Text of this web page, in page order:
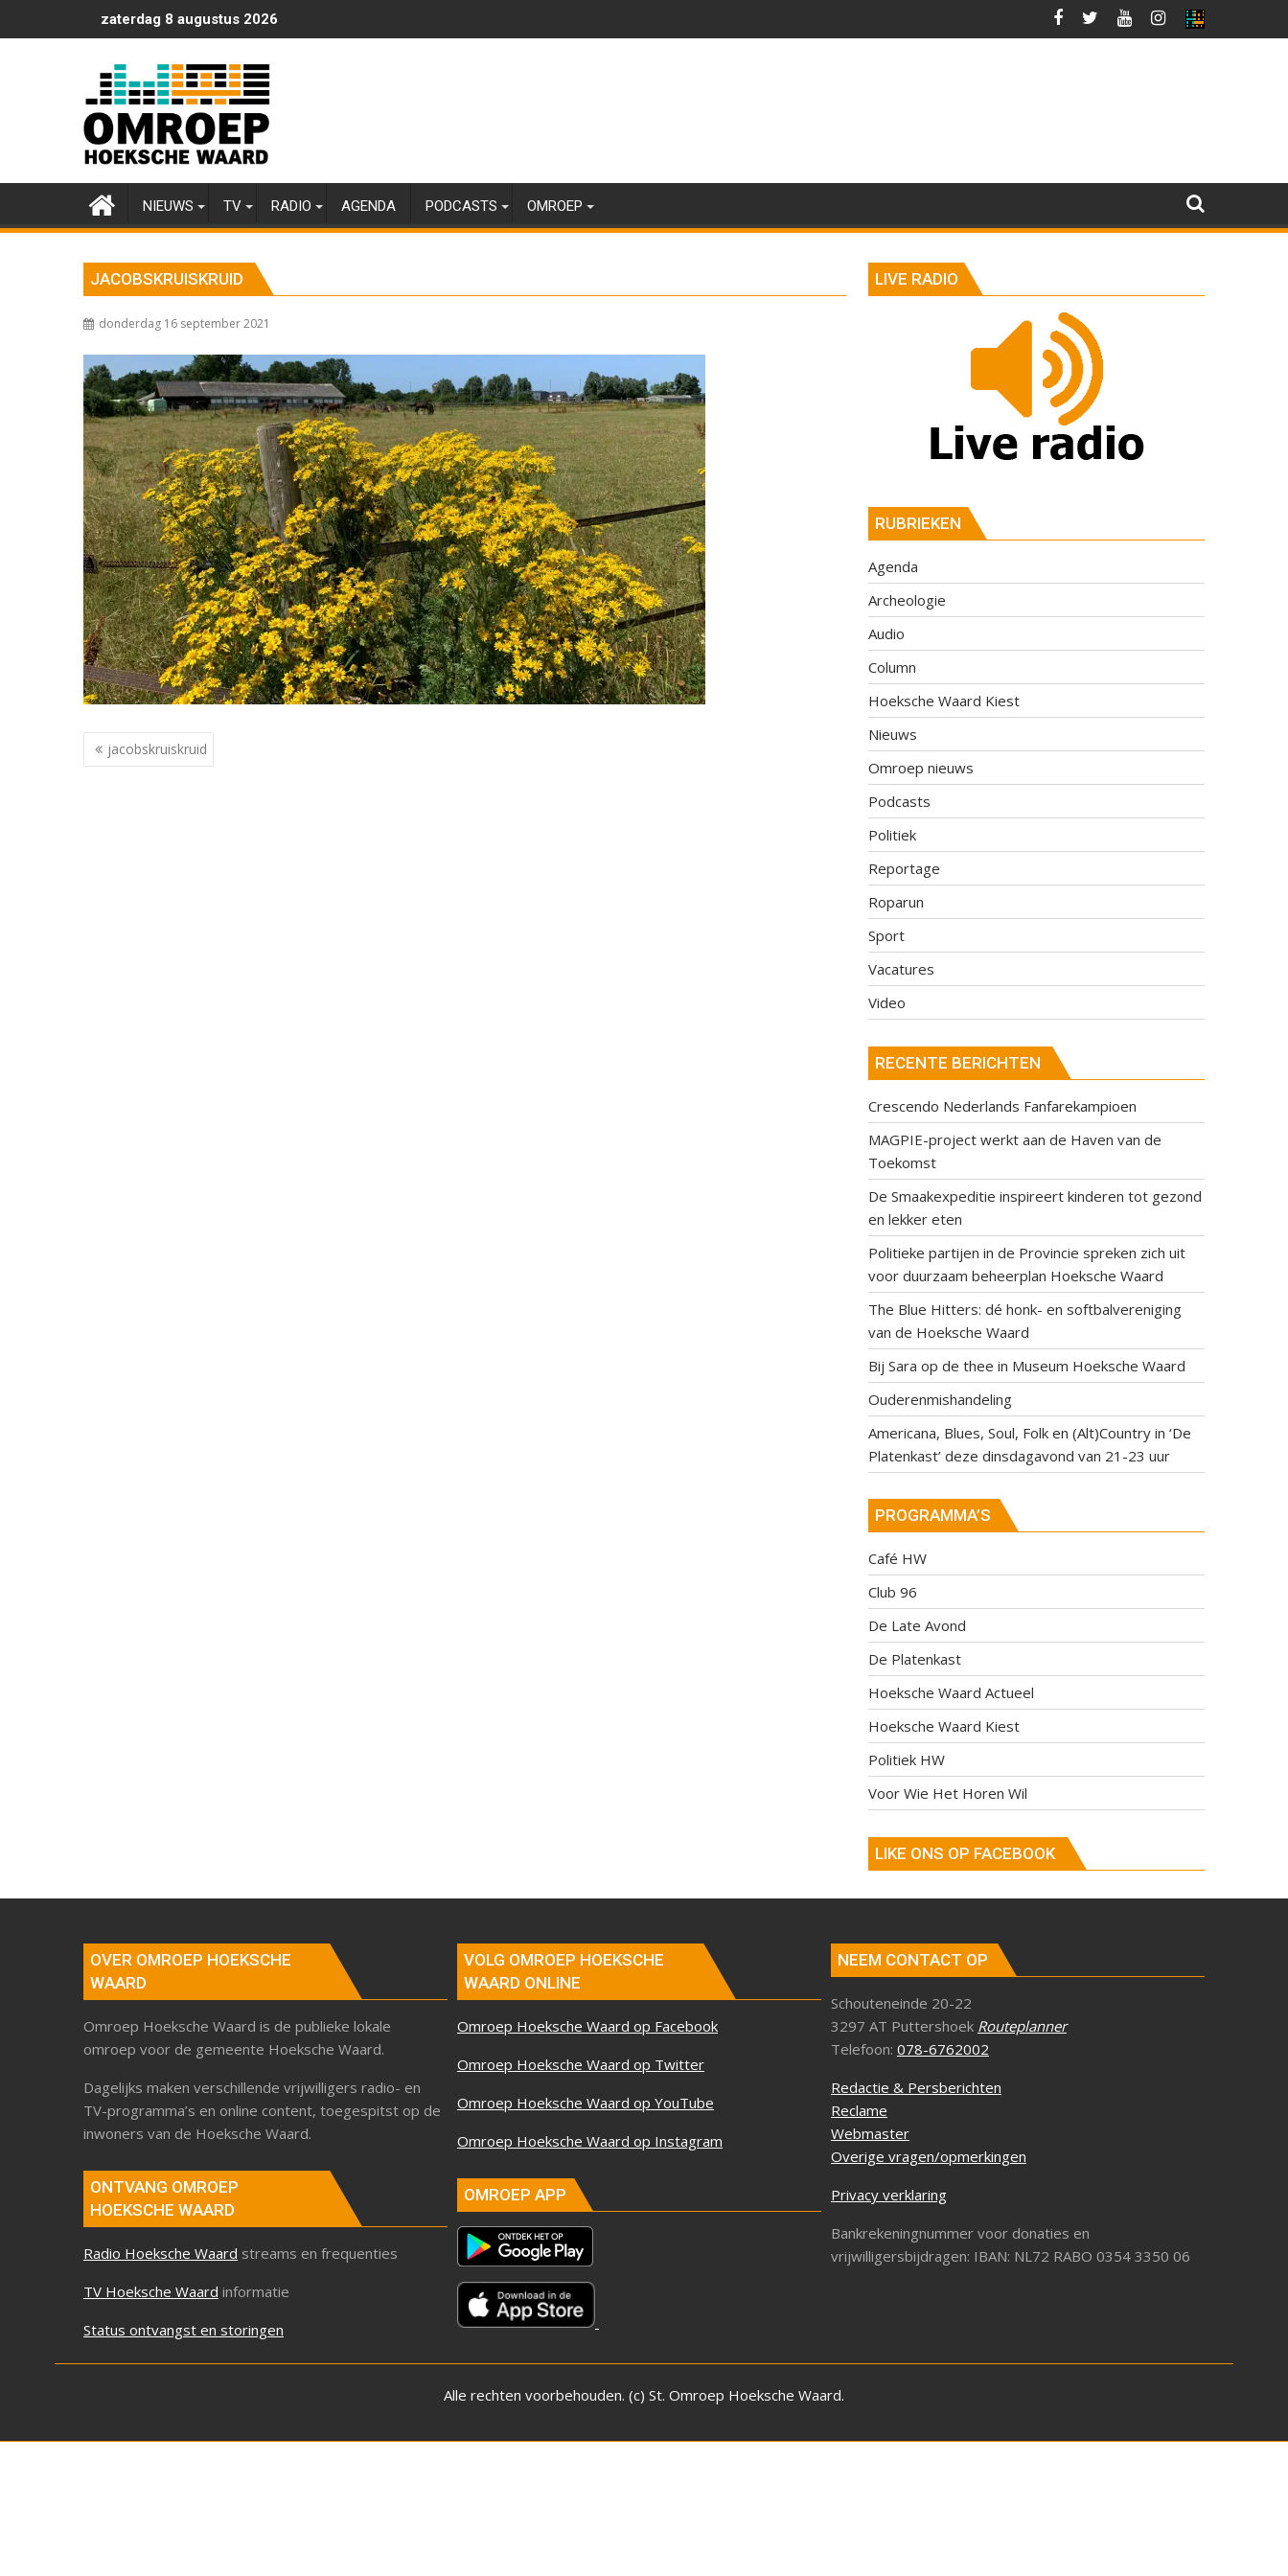
naar
zaterdag 8 augustus 2026
NIEUWS TV RADIO AGENDA PODCASTS OMROEP
JACOBSKRUISKRUID
donderdag 16 september 2021
Berichtnavigatie
jacobskruiskruid
LIVE RADIO
RUBRIEKEN
Agenda
Archeologie
Audio
Column
Hoeksche Waard Kiest
Nieuws
Omroep nieuws
Podcasts
Politiek
Reportage
Roparun
Sport
Vacatures
Video
RECENTE BERICHTEN
Crescendo Nederlands Fanfarekampioen
MAGPIE-project werkt aan de Haven van de
Toekomst
De Smaakexpeditie inspireert kinderen tot gezond
en lekker eten
Politieke partijen in de Provincie spreken zich uit
voor duurzaam beheerplan Hoeksche Waard
The Blue Hitters: dé honk- en softbalvereniging
van de Hoeksche Waard
Bij Sara op de thee in Museum Hoeksche Waard
Ouderenmishandeling
Americana, Blues, Soul, Folk en (Alt)Country in ‘De
Platenkast’ deze dinsdagavond van 21-23 uur
PROGRAMMA’S
Café HW
Club 96
De Late Avond
De Platenkast
Hoeksche Waard Actueel
Hoeksche Waard Kiest
Politiek HW
Voor Wie Het Horen Wil
LIKE ONS OP FACEBOOK
OVER OMROEP HOEKSCHE
WAARD
Omroep Hoeksche Waard is de publieke lokale
omroep voor de gemeente Hoeksche Waard.
Dagelijks maken verschillende vrijwilligers radio- en
TV-programma’s en online content, toegespitst op de
inwoners van de Hoeksche Waard.
ONTVANG OMROEP
HOEKSCHE WAARD
Radio Hoeksche Waard streams en frequenties
TV Hoeksche Waard informatie
Status ontvangst en storingen
VOLG OMROEP HOEKSCHE
WAARD ONLINE
Omroep Hoeksche Waard op Facebook
Omroep Hoeksche Waard op Twitter
Omroep Hoeksche Waard op YouTube
Omroep Hoeksche Waard op Instagram
OMROEP APP
NEEM CONTACT OP
Schouteneinde 20-22
3297 AT Puttershoek Routeplanner
Telefoon: 078-6762002
Redactie & Persberichten
Reclame
Webmaster
Overige vragen/opmerkingen
Privacy verklaring
Bankrekeningnummer voor donaties en
vrijwilligersbijdragen: IBAN: NL72 RABO 0354 3350 06
Alle rechten voorbehouden. (c) St. Omroep Hoeksche Waard.